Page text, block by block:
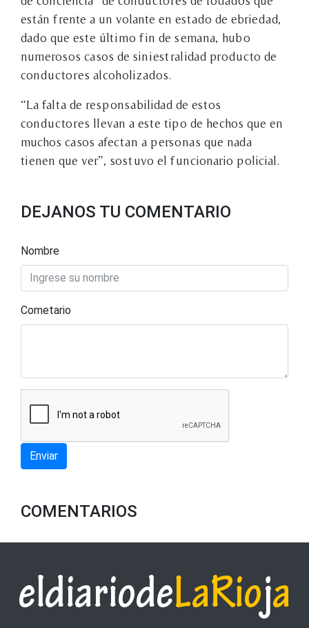
están frente a un volante en estado de ebriedad,
dado que este último fin de semana, hubo
numerosos casos de siniestralidad producto de
conductores alcoholizados.
“La falta de responsabilidad de estos
conductores llevan a este tipo de hechos que en
muchos casos afectan a personas que nada
tienen que ver”, sostuvo el funcionario policial.
DEJANOS TU COMENTARIO
Nombre
Cometario
Enviar
COMENTARIOS